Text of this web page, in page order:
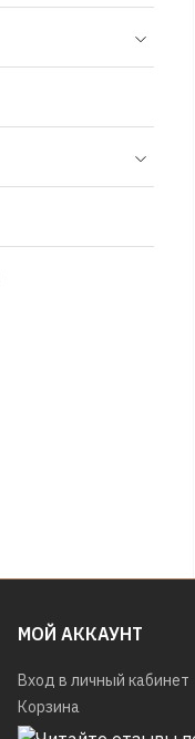
МОЙ АККАУНТ
Вход в личный кабинет
Корзина